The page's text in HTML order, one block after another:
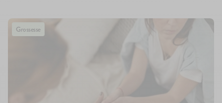
Grossesse